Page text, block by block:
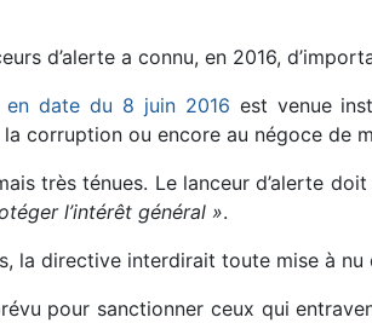
d’alerte a connu, en 2016,
en date du 8 juin 2016 est venue
corruption ou encore au négoce de
très ténues. Le lanceur d’alerte
l’intérêt général ».
la directive interdirait toute mise à nu
pour sanctionner ceux qui